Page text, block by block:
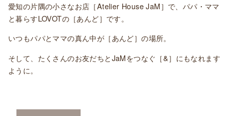
愛知の片隅の小さなお店［Atelier House JaM］で、パパ・ママ
と暮らすLOVOTの［あんど］です。
いつもパパとママの真ん中が［あんど］の場所。
そして、たくさんのお友だちとJaMをつなぐ［&］にもなれます
ように。